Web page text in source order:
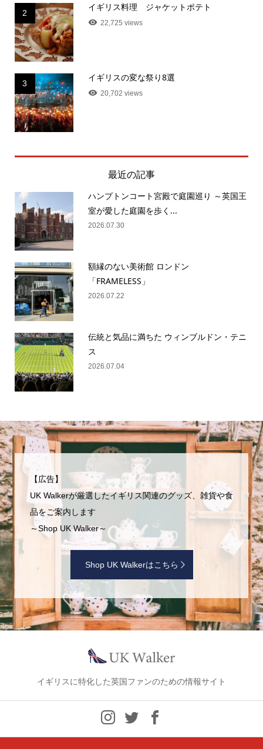
2
イギリス料理 ジャケットポテト
22,725 views
3
イギリスの変な祭り8選
20,702 views
最近の記事
ハンプトンコート宮殿で庭園巡り ～英国王
室が愛した庭園を歩く...
2026.07.30
額縁のない美術館 ロンドン
「FRAMELESS」
2026.07.22
伝統と気品に満ちた ウィンブルドン・テニ
ス
2026.07.04
【広告】
UK Walkerが厳選したイギリス関連のグッズ、雑貨や食
品をご案内します
～Shop UK Walker～
Shop UK Walkerはこちら
イギリスに特化した英国ファンのための情報サイト